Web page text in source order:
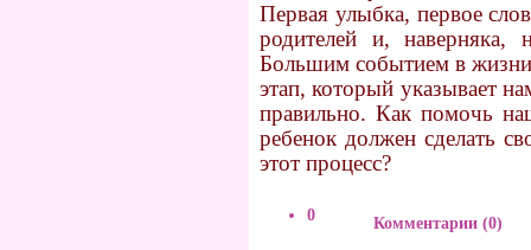
Первая улыбка, первое
родителей и, наверняка,
Большим событием в
этап, который указывает
правильно. Как помочь
ребенок должен сделать
этот процесс?
0 Комментарии (0)